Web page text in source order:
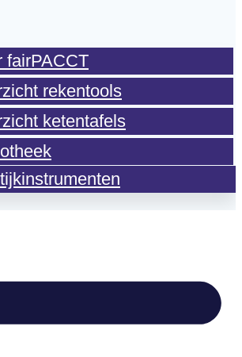
fairPACCT
rekentools
ketentafels